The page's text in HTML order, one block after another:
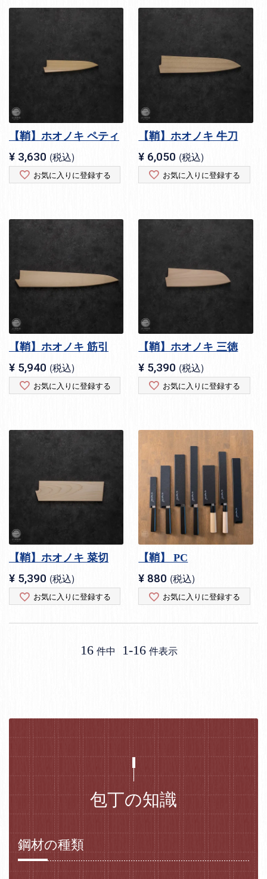
【鞘】ホオノキ ペティ
¥ 3,630 税込
お気に入りに登録する
【鞘】ホオノキ 牛刀
¥ 6,050 税込
お気に入りに登録する
【鞘】ホオノキ 筋引
¥ 5,940 税込
お気に入りに登録する
【鞘】ホオノキ 三徳
¥ 5,390 税込
お気に入りに登録する
【鞘】ホオノキ 菜切
¥ 5,390 税込
お気に入りに登録する
【鞘】 PC
¥ 880 税込
お気に入りに登録する
16 件中 1-16 件表示
包丁の知識
鋼材の種類